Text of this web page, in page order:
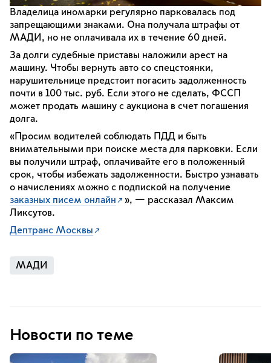
Владелица иномарки регулярно парковалась под
запрещающими знаками. Она получала штрафы от
МАДИ, но не оплачивала их в течение 60 дней.
За долги судебные приставы наложили арест на
машину. Чтобы вернуть авто со спецстоянки,
нарушительнице предстоит погасить задолженность
почти в 100 тыс. руб. Если этого не сделать, ФССП
может продать машину с аукциона в счет погашения
долга.
«Просим водителей соблюдать ПДД и быть
внимательными при поиске места для парковки. Если
вы получили штраф, оплачивайте его в положенный
срок, чтобы избежать задолженности. Быстро узнавать
о начислениях можно с подпиской на получение
заказных писем онлайн
», — рассказал Максим
Ликсутов.
Дептранс Москвы
МАДИ
Новости по теме